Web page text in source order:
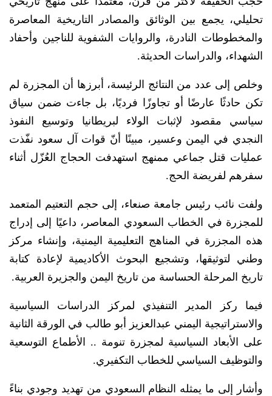
تحليلي، يجمع بين الوثائق والمصادر التاريخية المعاصرة
والمخطوطات النادرة، والروايات الشفوية للناجين وأحفاد
الشهداء، والدراسات الحديثة.
وخلص إلى عدد من النتائج الرئيسة، أبرزها أن المجزرة لم
تكن حادثًا عارضًا أو تجاوزًا فرديًا، بل جاءت ضمن سياق
سياسي مقصود لإثبات الولاء لبريطانيا وتوسيع النفوذ
النجدي في اليمن وعسير، مبينًا أنّ قوات آل سعود نفّذت
عمليات قتل جماعي ممنهج استهدفت الحجاج العُزّل أثناء
سفرهم لفريضة الحج.
ولفت نائب رئيس جامعة صنعاء، إلى حجم التعتيم المتعمد
للمجزرة في الخطاب السعودي المعاصر، داعيًا إلى إدراج
هذه المجزرة في المناهج التعليمية اليمنية، وإنشاء مركز
وطني لتوثيقها، وتشجيع البحوث الأكاديمية لإعادة كتابة
تاريخ المرحلة الحساسة من تاريخ اليمن والجزيرة العربية.
فيما ركز المدير التنفيذي لمركز الدراسات السياسية
والاستراتيجية اليمني عبدالعزيز أبو طالب في الورقة الثانية
على الأبعاد السياسية لمجزرة تنومة .. الأطماع التوسعية
والتوظيف السياسي للخطاب التكفيري.
وأشار إلى ما يمثله النظام السعودي من تهديد وجودي بناءً